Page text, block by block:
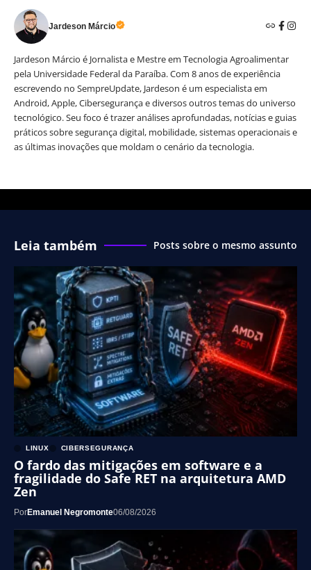
Jardeson Márcio
Jardeson Márcio é Jornalista e Mestre em Tecnologia Agroalimentar
pela Universidade Federal da Paraíba. Com 8 anos de experiência
escrevendo no SempreUpdate, Jardeson é um especialista em
Android, Apple, Cibersegurança e diversos outros temas do universo
tecnológico. Seu foco é trazer análises aprofundadas, notícias e guias
práticos sobre segurança digital, mobilidade, sistemas operacionais e
as últimas inovações que moldam o cenário da tecnologia.
Leia também Posts sobre o mesmo assunto
LINUX CIBERSEGURANÇA
O fardo das mitigações em software e a
fragilidade do Safe RET na arquitetura AMD
Zen
PorEmanuel Negromonte06/08/2026